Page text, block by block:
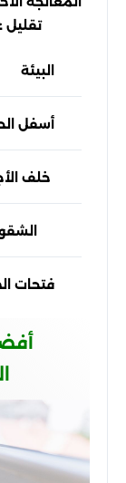
البيئة
أسفل
خلف
فتحات